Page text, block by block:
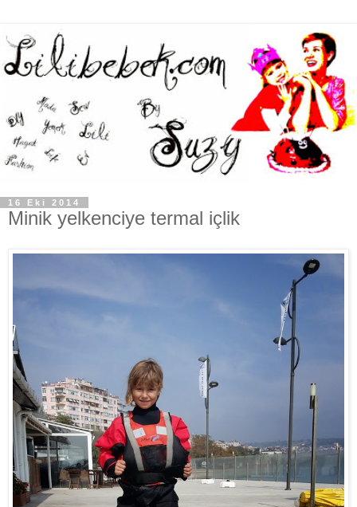
16 Eki 2014
Minik yelkenciye termal içlik